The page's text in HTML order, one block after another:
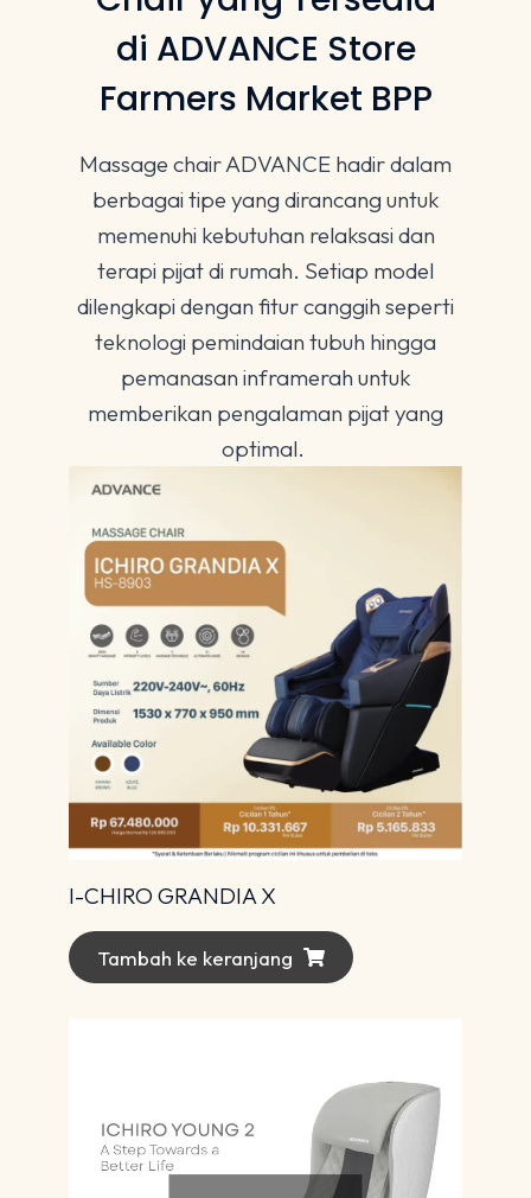
di ADVANCE Store
Farmers Market BPP
Massage chair ADVANCE hadir dalam
berbagai tipe yang dirancang untuk
memenuhi kebutuhan relaksasi dan
terapi pijat di rumah. Setiap model
dilengkapi dengan fitur canggih seperti
teknologi pemindaian tubuh hingga
pemanasan inframerah untuk
memberikan pengalaman pijat yang
optimal.
I-CHIRO GRANDIA X
Tambah ke keranjang